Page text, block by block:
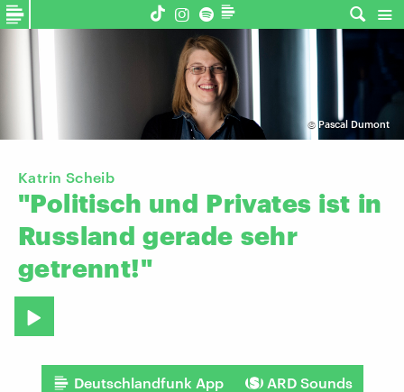
©Pascal Dumont
Katrin Scheib
"Politisch und Privates ist in
Russland gerade sehr
getrennt!"
Deutschlandfunk App ARD Sounds